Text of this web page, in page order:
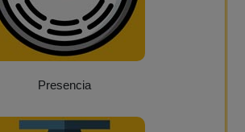
Presencia